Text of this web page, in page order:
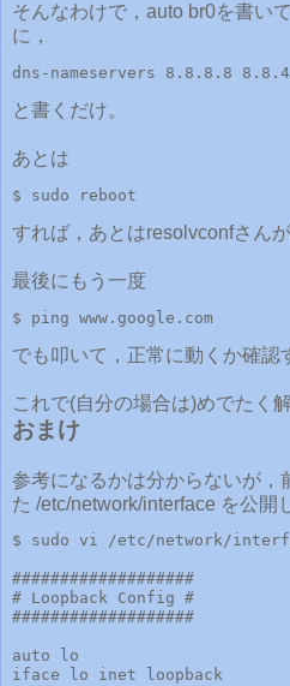
そんなわけで，auto br0を書い
に，
dns-nameservers 8.8.8.8
と書くだけ。
あとは
$ sudo reboot
すれば，あとはresolvconfさん
最後にもう一度
$ ping www.google.com
でも叩いて，正常に動くか確認
これで(自分の場合は)めでたく解
おまけ
参考になるかは分からないが，
た /etc/network/interface を公開
$ sudo vi /etc/network/
###################
# Loopback Config #
###################
auto lo
iface lo inet loopback